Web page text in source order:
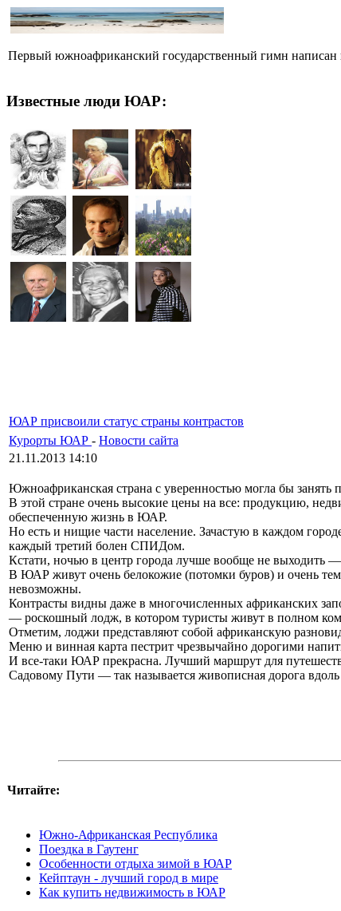
Первый южноафриканский государственный гимн
Известные люди ЮАР:
ЮАР присвоили статус страны контрастов
Курорты ЮАР - Новости сайта
21.11.2013 14:10
Южноафриканская страна с уверенностью могла бы занять
В этой стране очень высокие цены на все: продукцию,
обеспеченную жизнь в ЮАР.
Но есть и нищие части население. Зачастую в каждом
каждый третий болен СПИДом.
Кстати, ночью в центр города лучше вообще не выходить
В ЮАР живут очень белокожие (потомки буров) и очень
невозможны.
Контрасты видны даже в многочисленных африканских
— роскошный лодж, в котором туристы живут в полном
Отметим, лоджи представляют собой африканскую
Меню и винная карта пестрит чрезвычайно дорогими
И все-таки ЮАР прекрасна. Лучший маршрут для
Садовому Пути — так называется живописная дорога вдоль
Читайте:
Южно-Африканская Республика
Поездка в Гаутенг
Особенности отдыха зимой в ЮАР
Кейптаун - лучший город в мире
Как купить недвижимость в ЮАР